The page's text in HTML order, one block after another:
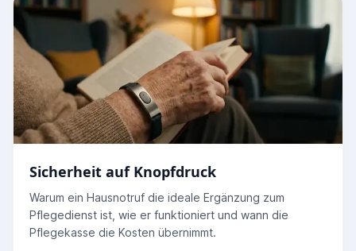
Sicherheit auf Knopfdruck
Warum ein Hausnotruf die ideale Ergänzung zum
Pflegedienst ist, wie er funktioniert und wann die
Pflegekasse die Kosten übernimmt.